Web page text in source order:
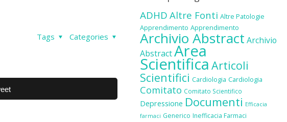
Categories
Tags
ADHD Altre Fonti Altre Patologie
Apprendimento Apprendimento
Archivio Abstract Archivio
AbstractArea
Scientifica Articoli
Scientifici Cardiologia Cardiologia
Comitato Comitato Scientifico
Depressione Documenti Efficacia
farmaci Generico Inefficacia Farmaci